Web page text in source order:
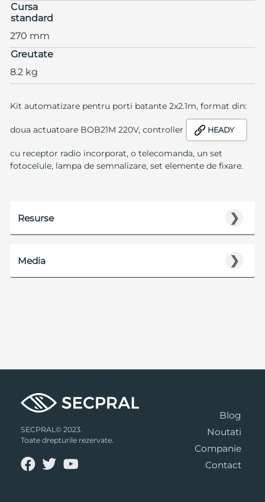
Cursa
standard
270 mm
Greutate
8.2 kg
Kit automatizare pentru porti batante 2x2.1m, format din:
doua actuatoare BOB21M 220V, controller HEADY
cu receptor radio incorporat, o telecomanda, un set
fotocelule, lampa de semnalizare, set elemente de fixare.
❯
Resurse
❯
Media
SECPRAL© 2023.
Toate drepturile rezervate.
Blog
Noutati
Companie
Contact